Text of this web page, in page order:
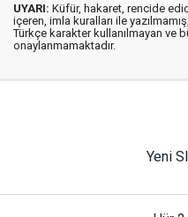
UYARI: Küfür, hakaret, rencide
içeren, imla kuralları ile yazılmamış,
Türkçe karakter kullanılmayan ve
onaylanmamaktadır.
Yeni